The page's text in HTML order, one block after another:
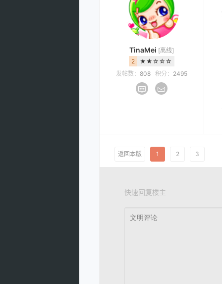
TinaMei [离线]
2
★★☆☆☆
发帖数： 808 积分： 2495
返回本版 1 2 3
快速回复楼主